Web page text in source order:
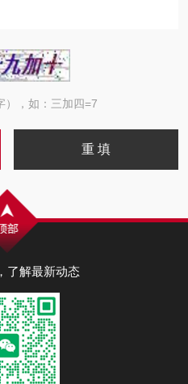
），如：三加四=7
了解最新动态